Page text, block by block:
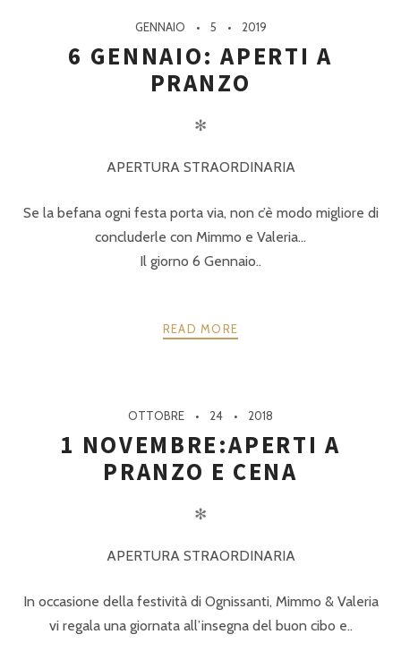
GENNAIO 5 2019
6 GENNAIO: APERTI A
PRANZO
✻
APERTURA STRAORDINARIA
Se la befana ogni festa porta via, non c’è modo migliore di
concluderle con Mimmo e Valeria…
Il giorno 6 Gennaio..
READ MORE
OTTOBRE 24 2018
1 NOVEMBRE:APERTI A
PRANZO E CENA
✻
APERTURA STRAORDINARIA
In occasione della festività di Ognissanti, Mimmo & Valeria
vi regala una giornata all’insegna del buon cibo e..